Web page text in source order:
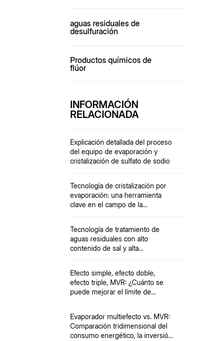
aguas residuales de
desulfuración
Productos químicos de
flúor
INFORMACIÓN
RELACIONADA
Explicación detallada del proceso
del equipo de evaporación y
cristalización de sulfato de sodio
Tecnología de cristalización por
evaporación: una herramienta
clave en el campo de la
Tecnología de tratamiento de
aguas residuales con alto
contenido de sal y alta
Efecto simple, efecto doble,
efecto triple, MVR: ¿Cuánto se
puede mejorar el límite de
Evaporador multiefecto vs. MVR:
Comparación tridimensional del
consumo energético, la inversión,